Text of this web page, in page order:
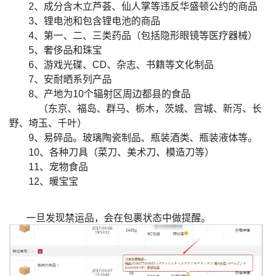
2、成分含木立芦荟、仙人掌等违反华盛顿公约的商品
3、 锂电池和包含锂电池的商品
4、第一、二、三类药品（包括隐形眼镜等医疗器械）
5、奢侈品和珠宝
6、游戏光碟、CD、杂志、书籍等文化制品
7、安耐晒系列产品
8、产地为10个辐射区周边都县的食品
（东京、福岛、群马、栃木，茨城、宫城、新泻、长
野、埼玉、千叶）
9、易碎品。玻璃陶瓷制品、瓶装酒类、瓶装液体等。
10、各种刀具（菜刀、美术刀、模造刀等）
11、宠物食品
12、暖宝宝
一旦发现禁运品，会在包裹状态中做提醒。